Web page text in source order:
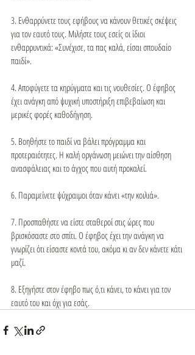
3. Ενθαρρύνετε τους εφήβους να κάνουν θετικές σκέψεις
για τον εαυτό τους. Μιλήστε τους εσείς οι ίδιοι
ενθαρρυντικά: «Συνέχισε, τα πας καλά, είσαι σπουδαίο
παιδί».
4. Αποφύγετε τα κηρύγματα και τις νουθεσίες. Ο έφηβος
έχει ανάγκη από ψυχική υποστήριξη επιβεβαίωση και
μερικές φορές καθοδήγηση.
5. Βοηθήστε το παιδί να βάλει πρόγραμμα και
προτεραιότητες. Η καλή οργάνωση μειώνει την αίσθηση
ανασφάλειας και το άγχος που αυτή προκαλεί.
6. Παραμείνετε ψύχραιμοι όταν κάνει «την κοιλιά».
7. Προσπαθήστε να είστε σταθεροί στις ώρες που
βρισκόσαστε στο σπίτι. Ο έφηβος έχει την ανάγκη να
γνωρίζει ότι είσαστε κοντά του, ακόμα κι αν δεν κάνετε κάτι
μαζί.
8. Εξηγήστε στον έφηβο πως ό,τι κάνει, το κάνει για τον
εαυτό του και όχι για εσάς.